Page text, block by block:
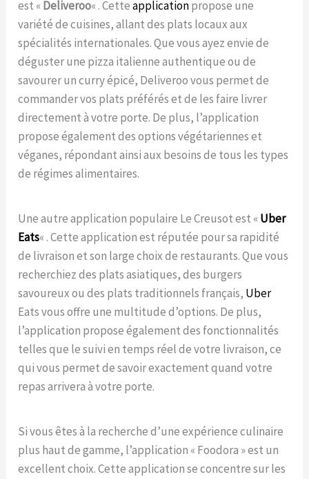
est « Deliveroo« . Cetteapplicationpropose une
variété de cuisines, allant des plats locaux aux
spécialités internationales. Que vous ayez envie de
déguster une pizza italienne authentique ou de
savourer un curry épicé, Deliveroo vous permet de
commander vos plats préférés et de les faire livrer
directement à votre porte. De plus, l’application
propose également des options végétariennes et
véganes, répondant ainsi aux besoins de tous les types
de régimes alimentaires.
Une autre application populaire Le Creusot est « Uber
Eats« . Cette application est réputée pour sa rapidité
de livraison et son large choix de restaurants. Que vous
recherchiez des plats asiatiques, des burgers
savoureux ou des plats traditionnels français, Uber
Eats vous offre une multitude d’options. De plus,
l’application propose également des fonctionnalités
telles que le suivi en temps réel de votre livraison, ce
qui vous permet de savoir exactement quand votre
repas arrivera à votre porte.
Si vous êtes à la recherche d’une expérience culinaire
plus haut de gamme, l’application « Foodora » est un
excellent choix. Cette application se concentre sur les